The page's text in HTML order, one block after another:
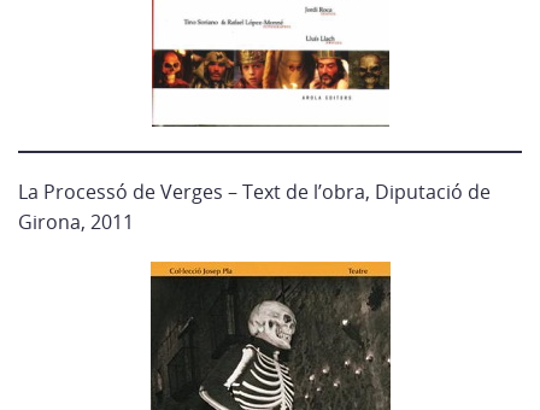
La Processó de Verges – Text de l’obra, Diputació de
Girona, 2011